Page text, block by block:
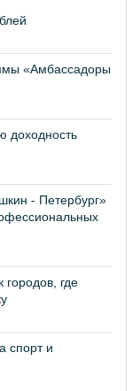
«Амбассадоры
доходность
- Петербург»
где
спорт и